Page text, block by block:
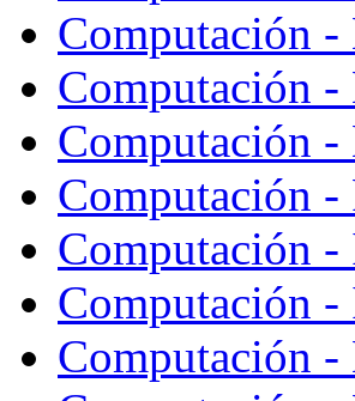
Computación -
Computación
Computación -
Computación -
Computación -
Computación -
Computación